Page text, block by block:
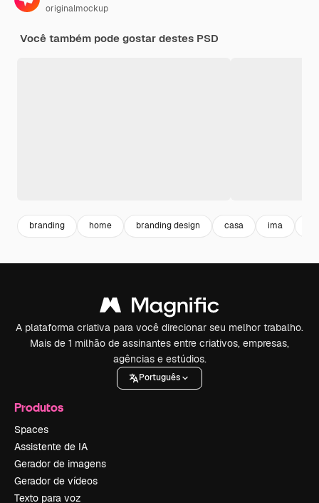
originalmockup
Você também pode gostar destes PSD
branding home branding design casa ima
A plataforma criativa para você direcionar seu melhor trabalho.
Mais de 1 milhão de assinantes entre criativos, empresas,
agências e estúdios.
Português
Produtos
Spaces
Assistente de IA
Gerador de imagens
Gerador de vídeos
Texto para voz